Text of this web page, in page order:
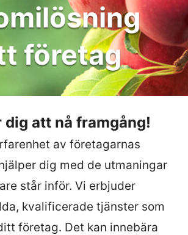
företag
dig att nå framgång!
av företagarnas
dig med de utmaningar
står inför. Vi erbjuder
kvalificerade tjänster som
företag. Det kan innebära